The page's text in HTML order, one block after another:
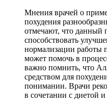
Мнения врачей о
похудения
отмечают, что данный
способствовать
нормализации работы
может помочь в
важно помнить, что
средством для
понимании. Врачи
в сочетании с диетой